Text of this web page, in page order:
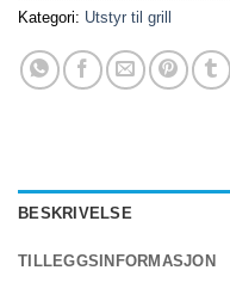
Kategori: Utstyr til grill
BESKRIVELSE
TILLEGGSINFORMASJON